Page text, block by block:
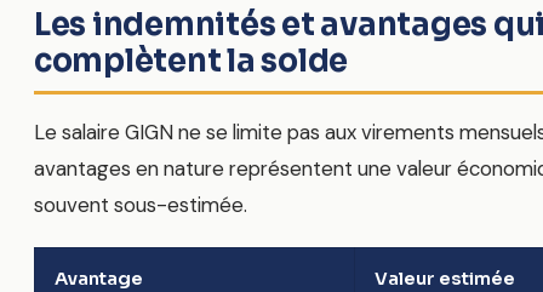
Les indemnités et avantages
complètent la solde
Le salaire GIGN ne se limite pas aux virements
avantages en nature représentent une valeur
souvent sous-estimée.
Avantage Valeur estimée